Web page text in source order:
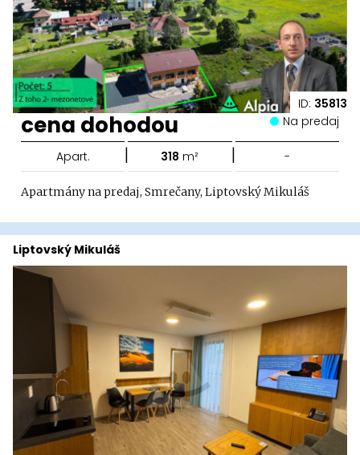
ID: 35813
cena dohodou Na predaj
Apart. | 318 m² | -
Apartmány na predaj, Smrečany, Liptovský Mikuláš
Liptovský Mikuláš